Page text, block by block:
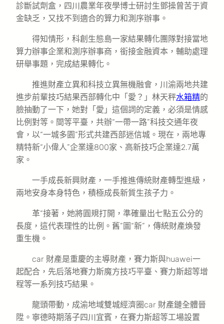
診斷試劑盒，四川農業年夜學博士研討生鄧操曾苦于資
金缺乏，又找不到適合的算力和測序辦事。
得知情形，科創生態島一家結果轉化團隊對接當地
算力辦事企業和測序辦事商，銜接金融資本，輔助處理
研舉事題，完成結果轉化。
推進財產立異和科技立異無機融會，川渝兩地共建
進步前輩技巧結果西部轉化中「愛？」林天秤水箱精的
臉抽動了一下，她對「愛」這個詞的定義，必須是情感
比例對等。間等平臺，共辦“一帶一路”科技交通年夜
會，以“一城多園”形式共建西部迷信城。現在，兩地專
精特新“小偉人”企業達800家、高新技巧企業達2.7萬
家。
一手成長新興財產，一手推進傳統財產轉型進級，
兩地安身本身特色，積極成長新質生孩子力。
革“接著，她將圓規打開，準確量出七點五公分的
長度，這代表理性的比例。舊”圖“新”，傳統財產煥發
重生機。
car 財產是重慶的主導財產，賽力斯與huawei一
起配合，先后落地賽力斯魔方技巧平臺、賽力斯超等增
程等一系列技巧結果。
龍頭帶動，成渝地域雙城經濟圈car 財產鏈全體晉
陞。寧德時期落子四川宜賓，在賽力斯超等工場設置